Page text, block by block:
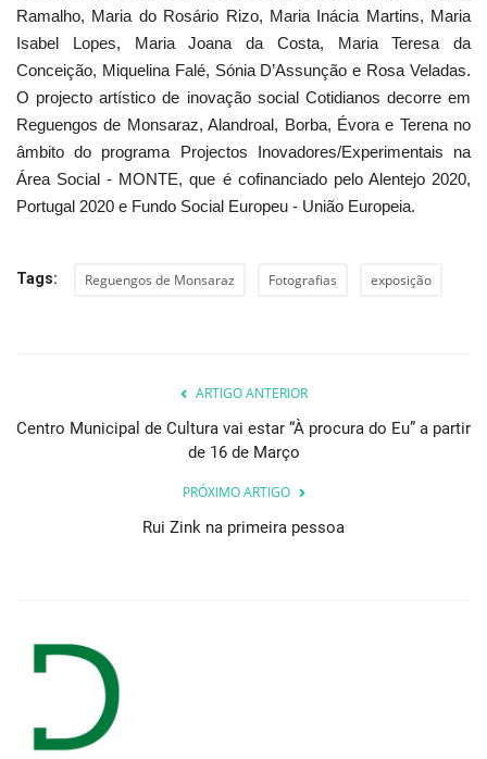
Ramalho, Maria do Rosário Rizo, Maria Inácia Martins, Maria
Isabel Lopes, Maria Joana da Costa, Maria Teresa da
Conceição, Miquelina Falé, Sónia D’Assunção e Rosa Veladas.
O projecto artístico de inovação social Cotidianos decorre em
Reguengos de Monsaraz, Alandroal, Borba, Évora e Terena no
âmbito do programa Projectos Inovadores/Experimentais na
Área Social - MONTE, que é cofinanciado pelo Alentejo 2020,
Portugal 2020 e Fundo Social Europeu - União Europeia.
Tags: Reguengos de Monsaraz Fotografias exposição
ARTIGO ANTERIOR
Centro Municipal de Cultura vai estar “À procura do Eu” a partir
de 16 de Março
PRÓXIMO ARTIGO
Rui Zink na primeira pessoa